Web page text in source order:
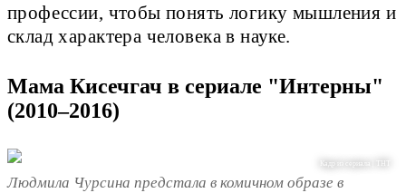
профессии, чтобы понять логику мышления и
склад характера человека в науке.
Мама Кисечгач в сериале "Интерны"
(2010–2016)
Кадр из сериала | ТНТ
Людмила Чурсина предстала в комичном образе в